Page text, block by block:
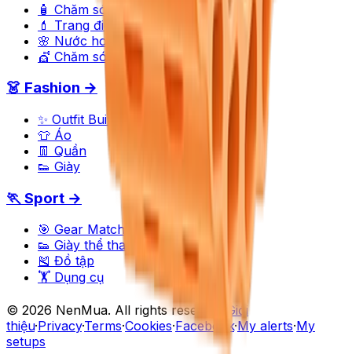
🧴 Chăm sóc da
💄 Trang điểm
🌸 Nước hoa
💇 Chăm sóc tóc
👗 Fashion →
✨ Outfit Builder
👕 Áo
👖 Quần
👟 Giày
🏃 Sport →
🎯 Gear Matcher
👟 Giày thể thao
🎽 Đồ tập
🏋️ Dụng cụ
© 2026 NenMua. All rights reserved.
Giới
thiệu·Privacy·Terms·Cookies·Facebook·My alerts·My
setups